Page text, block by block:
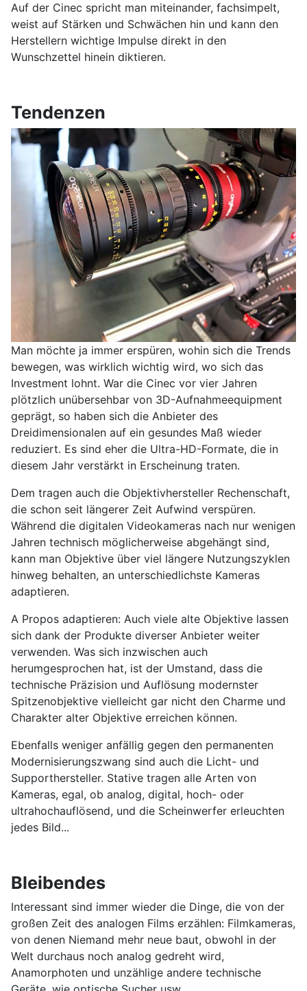
Auf der Cinec spricht man miteinander, fachsimpelt,
weist auf Stärken und Schwächen hin und kann den
Herstellern wichtige Impulse direkt in den
Wunschzettel hinein diktieren.
Tendenzen
Man möchte ja immer erspüren, wohin sich die Trends
bewegen, was wirklich wichtig wird, wo sich das
Investment lohnt. War die Cinec vor vier Jahren
plötzlich unübersehbar von 3D-Aufnahmeequipment
geprägt, so haben sich die Anbieter des
Dreidimensionalen auf ein gesundes Maß wieder
reduziert. Es sind eher die Ultra-HD-Formate, die in
diesem Jahr verstärkt in Erscheinung traten.
Dem tragen auch die Objektivhersteller Rechenschaft,
die schon seit längerer Zeit Aufwind verspüren.
Während die digitalen Videokameras nach nur wenigen
Jahren technisch möglicherweise abgehängt sind,
kann man Objektive über viel längere Nutzungszyklen
hinweg behalten, an unterschiedlichste Kameras
adaptieren.
A Propos adaptieren: Auch viele alte Objektive lassen
sich dank der Produkte diverser Anbieter weiter
verwenden. Was sich inzwischen auch
herumgesprochen hat, ist der Umstand, dass die
technische Präzision und Auflösung modernster
Spitzenobjektive vielleicht gar nicht den Charme und
Charakter alter Objektive erreichen können.
Ebenfalls weniger anfällig gegen den permanenten
Modernisierungszwang sind auch die Licht- und
Supporthersteller. Stative tragen alle Arten von
Kameras, egal, ob analog, digital, hoch- oder
ultrahochauflösend, und die Scheinwerfer erleuchten
jedes Bild...
Bleibendes
Interessant sind immer wieder die Dinge, die von der
großen Zeit des analogen Films erzählen: Filmkameras,
von denen Niemand mehr neue baut, obwohl in der
Welt durchaus noch analog gedreht wird,
Anamorphoten und unzählige andere technische